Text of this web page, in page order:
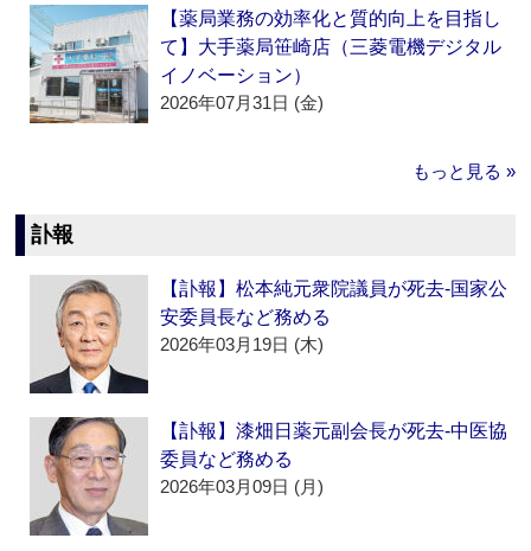
【薬局業務の効率化と質的向上を目指し
て】大手薬局笹崎店（三菱電機デジタル
イノベーション）
2026年07月31日 (金)
もっと見る »
訃報
【訃報】松本純元衆院議員が死去‐国家公
安委員長など務める
2026年03月19日 (木)
【訃報】漆畑日薬元副会長が死去‐中医協
委員など務める
2026年03月09日 (月)